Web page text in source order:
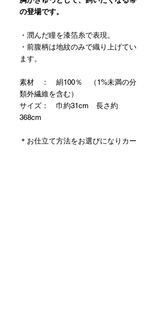
の登場です。
・潤んだ瞳を漆箔糸で表現。
・前腹柄は地紋のみで織り上げてい
ます。
素材 ： 絹100％ （1%未満の分
類外繊維を含む）
サイズ： 巾約31cm 長さ約
368cm
＊お仕立て方法をお選びになりカー